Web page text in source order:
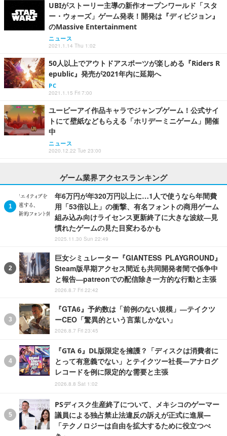
UBIがストーリー主導の新作オープンワールド「スタ
ー・ウォーズ」ゲーム発表！開発は『ディビジョン』
のMassive Entertainment
ニュース
2021.1.14 Thu 1:02
50人以上でアウトドアスポーツが楽しめる『Riders R
epublic』発売が2021年内に延期へ
PC
2021.1.15 Fri 7:00
ユービーアイ作品キャラでジャンプゲーム！公式サイ
トにて壁紙などもらえる「ホリデーミニゲーム」開催
中
ニュース
2020.12.22 Tue 23:00
ゲーム業界アクセスランキング
年6万円が年320万円以上に…1人で使うなら年間費
用「53倍以上」の衝撃、有名フォントの商用ゲーム
組み込み向けライセンス更新終了に大きな波紋―見
慣れたゲームの見た目変わるかも
2025.11.30 Sun 22:49
巨女シミュレーター『GIANTESS PLAYGROUND』
Steam版早期アクセス間近も共同開発者間で係争中
と報告―patreonでの配信除き一方的な行動と主張
2026.8.7 Fri 22:42
『GTA6』予約数は「前例のない規模」―テイクツ
ーCEO「驚異的という言葉しかない」
2026.8.7 Fri 23:45
『GTA 6』DL版限定を擁護？「ディスクは消費者に
とって有意義でない」とテイクツー社長―アナログ
レコードを例に限定的な需要と主張
2026.8.8 Sat 1:02
PSディスク生産終了について、メキシコのゲーマー
議員による独占禁止法違反の訴えが正式に進展―
「テクノロジーは自由を拡大するために役立つべ